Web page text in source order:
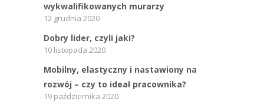
wykwalifikowanych murarzy
12 grudnia 2020
Dobry lider, czyli jaki?
10 listopada 2020
Mobilny, elastyczny i nastawiony na
rozwój – czy to ideał pracownika?
19 października 2020